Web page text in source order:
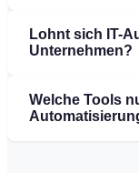
Lohnt sich IT-
Unternehmen?
Welche Tools